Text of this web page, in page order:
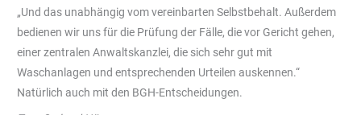
„Und das unabhängig vom vereinbarten Selbstbehalt. Außerdem
bedienen wir uns für die Prüfung der Fälle, die vor Gericht gehen,
einer zentralen Anwaltskanzlei, die sich sehr gut mit
Waschanlagen und entsprechenden Urteilen auskennen.“
Natürlich auch mit den BGH-Entscheidungen.